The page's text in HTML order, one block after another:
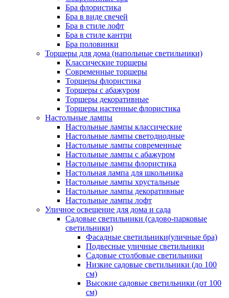
Бра флористика
Бра в виде свечей
Бра в стиле лофт
Бра в стиле кантри
Бра половинки
Торшеры для дома (напольные светильники)
Классические торшеры
Современные торшеры
Торшеры флористика
Торшеры с абажуром
Торшеры декоративные
Торшеры настенные флористика
Настольные лампы
Настольные лампы классические
Настольные лампы светодиодные
Настольные лампы современные
Настольные лампы с абажуром
Настольные лампы флористика
Настольная лампа для школьника
Настольные лампы хрустальные
Настольные лампы декоративные
Настольные лампы лофт
Уличное освещение для дома и сада
Садовые светильники (садово-парковые
светильники)
Фасадные светильники(уличные бра)
Подвесные уличные светильники
Садовые столбовые светильники
Низкие садовые светильники (до 100
см)
Высокие садовые светильники (от 100
см)